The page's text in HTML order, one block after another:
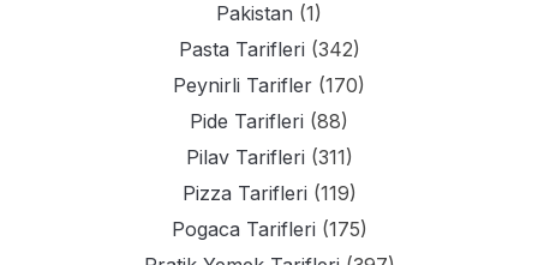
Pakistan (1)
Pasta Tarifleri (342)
Peynirli Tarifler (170)
Pide Tarifleri (88)
Pilav Tarifleri (311)
Pizza Tarifleri (119)
Pogaca Tarifleri (175)